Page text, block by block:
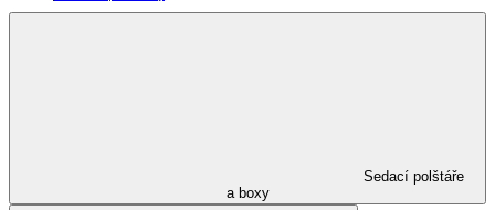
Sedací polštáře
a boxy